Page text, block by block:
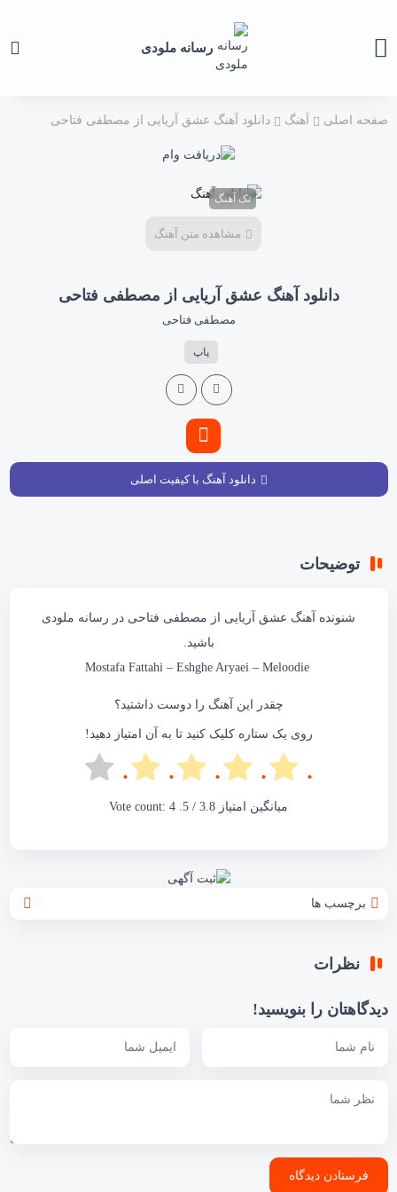
رسانه ملودی
صفحه اصلی آهنگ دانلود آهنگ عشق آریایی از مصطفی فتاحی
تک آهنگ
مشاهده متن آهنگ
دانلود آهنگ عشق آریایی از مصطفی فتاحی
مصطفی فتاحی
پاپ
دانلود آهنگ با کیفیت اصلی
توضیحات
شنونده آهنگ عشق آریایی از مصطفی فتاحی در رسانه ملودی
باشید.
Mostafa Fattahi – Eshghe Aryaei – Meloodie
چقدر این آهنگ را دوست داشتید؟
روی یک ستاره کلیک کنید تا به آن امتیاز دهید!
میانگین امتیاز 3.8
/ 5. Vote count:
4
برچسب ها
نظرات
دیدگاهتان را بنویسید!